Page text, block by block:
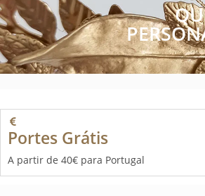
Portes Grátis
A partir de 40€ para Portugal